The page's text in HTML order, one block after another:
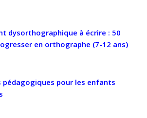
dysorthographique à écrire : 50
en orthographe (7-12 ans)
pédagogiques pour les enfants